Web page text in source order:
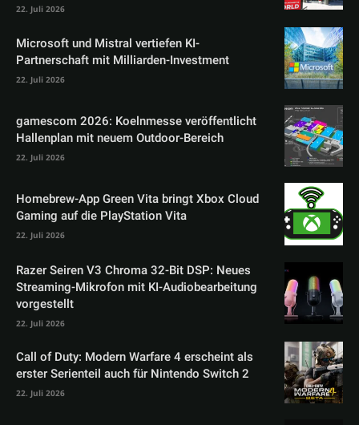
22. Juli 2026
Microsoft und Mistral vertiefen KI-
Partnerschaft mit Milliarden-Investment
22. Juli 2026
gamescom 2026: Koelnmesse veröffentlicht
Hallenplan mit neuem Outdoor-Bereich
22. Juli 2026
Homebrew-App Green Vita bringt Xbox Cloud
Gaming auf die PlayStation Vita
22. Juli 2026
Razer Seiren V3 Chroma 32-Bit DSP: Neues
Streaming-Mikrofon mit KI-Audiobearbeitung
vorgestellt
22. Juli 2026
Call of Duty: Modern Warfare 4 erscheint als
erster Serienteil auch für Nintendo Switch 2
22. Juli 2026